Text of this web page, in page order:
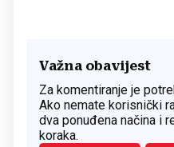
Važna obavijest
Za komentiranje je
Ako nemate korisnički
dva ponuđena načina i
koraka.